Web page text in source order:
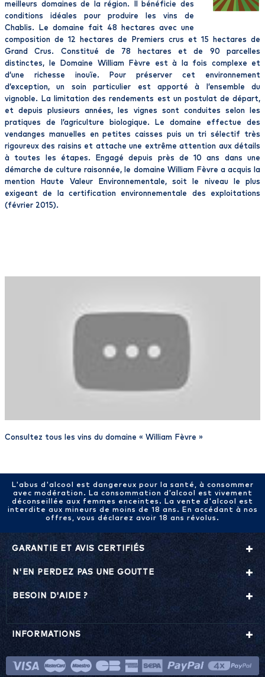
meilleurs domaines de la région. Il bénéficie des
conditions idéales pour produire les vins de
Chablis. Le domaine fait 48 hectares avec une
composition de 12 hectares de Premiers crus et 15 hectares de
Grand Crus. Constitué de 78 hectares et de 90 parcelles
distinctes, le Domaine William Fèvre est à la fois complexe et
d’une richesse inouïe. Pour préserver cet environnement
d’exception, un soin particulier est apporté à l’ensemble du
vignoble. La limitation des rendements est un postulat de départ,
et depuis plusieurs années, les vignes sont conduites selon les
pratiques de l’agriculture biologique. Le domaine effectue des
vendanges manuelles en petites caisses puis un tri sélectif très
rigoureux des raisins et attache une extrême attention aux détails
à toutes les étapes. Engagé depuis près de 10 ans dans une
démarche de culture raisonnée, le domaine William Fèvre a acquis la
mention Haute Valeur Environnementale, soit le niveau le plus
exigeant de la certification environnementale des exploitations
(février 2015).
Consultez tous les vins du domaine « William Fèvre »
L'abus d'alcool est dangereux pour la santé, à consommer
avec modération. La consommation d’alcool est vivement
déconseillée aux femmes enceintes. La vente d'alcool est
interdite aux mineurs de moins de 18 ans. En accédant à nos
offres, vous déclarez avoir 18 ans révolus.
GARANTIE ET AVIS CERTIFIÉS
N'EN PERDEZ PAS UNE GOUTTE
BESOIN D'AIDE ?
INFORMATIONS